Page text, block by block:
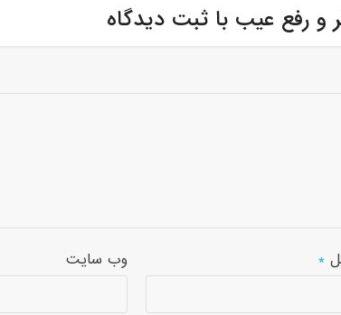
و رفع عیب با ثبت دیدگاه
* وب‌ سایت